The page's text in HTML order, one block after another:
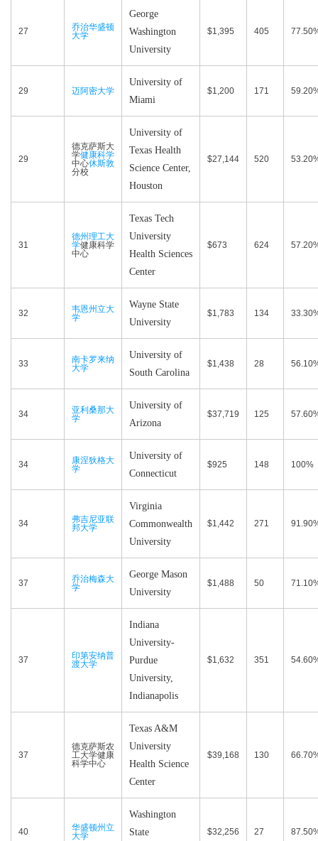
27
乔治华盛顿
大学
George
Washington
University
$1,395 405
29 迈阿密大学
University of
Miami
$1,200 171
29
德克萨斯大
学健康科学
中心休斯敦
分校
University of
Texas Health
Science Center,
Houston
$27,144 520
31
德州理工大
学健康科学
中心
Texas Tech
University
Health Sciences
Center
$673 624
32
韦恩州立大
学
Wayne State
University
$1,783 134
33
南卡罗来纳
大学
University of
South Carolina
$1,438 28
34
亚利桑那大
学
University of
Arizona
$37,719 125
34
康涅狄格大
学
University of
Connecticut
$925 148 100%
34
弗吉尼亚联
邦大学
Virginia
Commonwealth
University
$1,442 271
37
乔治梅森大
学
George Mason
University
$1,488 50
37
印第安纳普
渡大学
Indiana
University-
Purdue
University,
Indianapolis
$1,632 351
37
德克萨斯农
工大学健康
科学中心
Texas A&M
University
Health Science
Center
$39,168 130
40
华盛顿州立
大学
Washington
State
$32,256 27